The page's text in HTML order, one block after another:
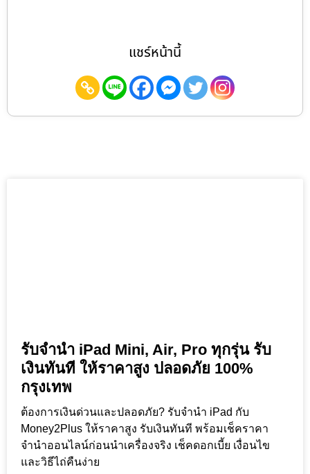
แชร์หน้านี้
รับจำนำ iPad Mini, Air, Pro ทุกรุ่น รับ
เงินทันที ให้ราคาสูง ปลอดภัย 100%
กรุงเทพ
ต้องการเงินด่วนและปลอดภัย? รับจำนำ iPad กับ
Money2Plus ให้ราคาสูง รับเงินทันที พร้อมเช็คราคา
จำนำออนไลน์ก่อนนำเครื่องจริง เช็คดอกเบี้ย เงื่อนไข
และวิธีไถ่คืนง่าย